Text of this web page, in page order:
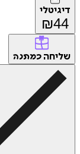
דיגיטלי
₪44
שליחה כמתנה